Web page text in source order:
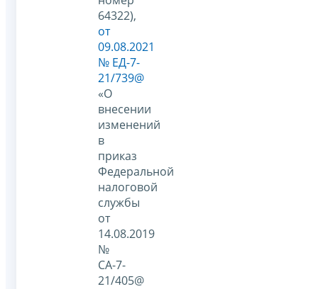
64322),
от
09.08.2021
№ ЕД-7-
21/739@
«О
внесении
изменений
в
приказ
Федеральной
налоговой
службы
от
14.08.2019
№
СА-7-
21/405@